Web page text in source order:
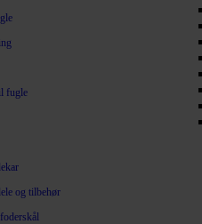
fugle
og tilbehør